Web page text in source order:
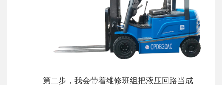
第二步，我会带着维修班组把液压回路当成